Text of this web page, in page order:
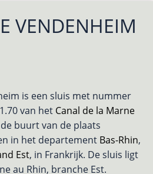
VENDENHEIM
is een sluis met nummer
van het Canal de la Marne
buurt van de plaats
in het departement Bas-Rhin,
Est, in Frankrijk. De sluis ligt
au Rhin, branche Est.